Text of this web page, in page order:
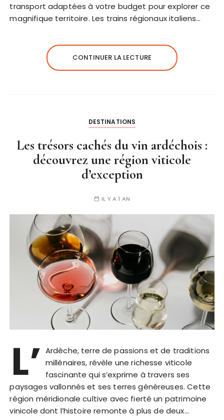
transport adaptées à votre budget pour explorer ce
magnifique territoire. Les trains régionaux italiens…
CONTINUER LA LECTURE
DESTINATIONS
Les trésors cachés du vin ardéchois :
découvrez une région viticole
d’exception
IL Y A 1 AN
L’ Ardèche, terre de passions et de traditions
millénaires, révèle une richesse viticole
fascinante qui s’exprime à travers ses
paysages vallonnés et ses terres généreuses. Cette
région méridionale cultive avec fierté un patrimoine
vinicole dont l’histoire remonte à plus de deux…